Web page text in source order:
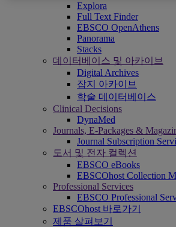
Explora
Full Text Finder
EBSCO OpenAthens
Panorama
Stacks
데이터베이스 및 아카이브
Digital Archives
잡지 아카이브
학술 데이터베이스
Clinical Decisions
DynaMed
Journals, E-Packages &
Journal Subscription
도서 및 전자 컬렉션
EBSCO eBooks
EBSCOhost Collection
Professional Services
EBSCO Professional
EBSCOhost 바로가기
제품 살펴보기